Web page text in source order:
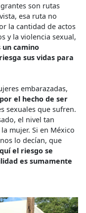
son rutas
esa ruta no
la cantidad de actos
y la violencia sexual,
un camino
sus vidas para
embarazadas,
por el hecho de ser
sexuales que sufren.
el nivel tan
mujer. Si en México
lo decían, que
el riesgo se
es sumamente